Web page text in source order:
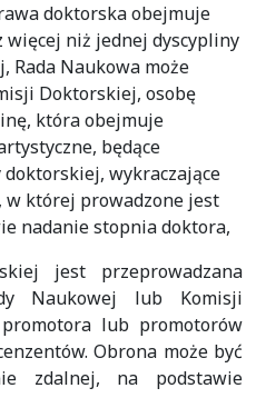
doktorska obejmuje
więcej niż jednej dyscypliny
Rada Naukowa może
Doktorskiej, osobę
która obejmuje
będące
wykraczające
w której prowadzone jest
nadanie stopnia doktora,
jest przeprowadzana
Naukowej lub Komisji
lub promotorów
Obrona może być
zdalnej, na podstawie